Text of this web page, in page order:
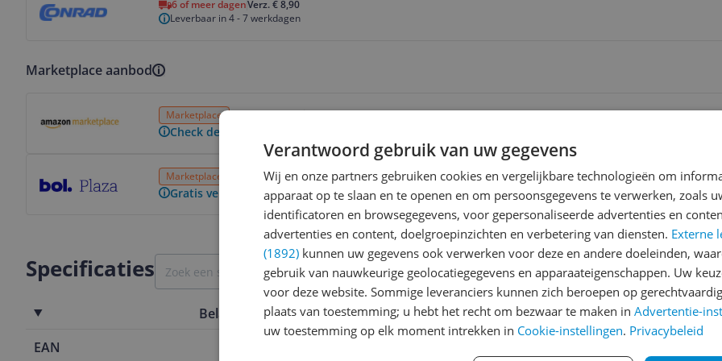
6 of meer dagenVerz. € 8,90
Leverbaar in 4 - 7 werkdagen
Marketplace aanbod
Marketplace 3 tot 4 dagenGratis verzending
Check de website voor de levertijd | Gratis bezorgd > €20,-
Marketplace 6 of meer dagenGratis verzending
Gratis verzending vanaf € 25,- | 30 Dagen Bedenktijd
Specificaties
Belangrijkste kenmerken
EAN
Reviews
Er zijn nog geen
Heb jij dit product in
met het schrijven van je
Verantwoord gebruik van uw gegevens
Wij en onze partners gebruiken cookies en vergelijkbare technologieën om
apparaat op te slaan en te openen en om persoonsgegevens te verwerken, zoals
identificatoren en browsegegevens, voor gepersonaliseerde advertenties en
advertenties en content, doelgroepinzichten en verbetering van diensten. Externe
(1892) kunnen uw gegevens ook verwerken voor deze en andere doeleinden,
gebruik van nauwkeurige geolocatiegegevens en apparaateigenschappen. Uw
voor deze website. Sommige leveranciers kunnen zich beroepen op
plaats van toestemming; u hebt het recht om bezwaar te maken in Advertentie-
uw toestemming op elk moment intrekken in Cookie-instellingen. Privacybeleid